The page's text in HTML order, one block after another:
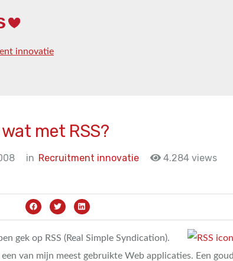
innovatie
met RSS?
in Recruitment innovatie
4.284 views
gek op RSS (Real Simple Syndication).
een van mijn meest gebruikte Web applicaties. Een